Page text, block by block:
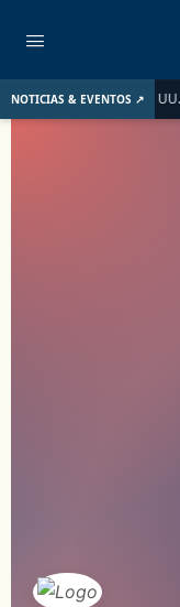
NOTICIAS & EVENTOS ↗
de EE. UU. el
MC Tax Group